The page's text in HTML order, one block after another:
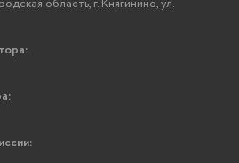
область, г. Княгинино, ул.